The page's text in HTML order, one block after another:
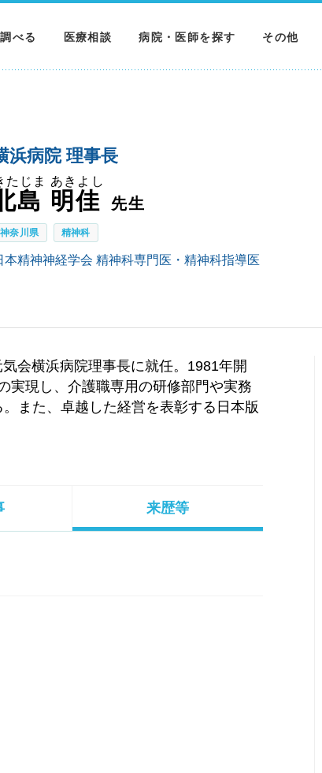
べる 医療相談 病院・医師を探す その他
浜病院 理事長
島 明佳
たじま あきよし
先生
神奈川県 精神科
本精神神経学会 精神科専門医・精神科指導医
会横浜病院理事長に就任。1981年開
実現し、介護職専用の研修部門や実務
また、卓越した経営を表彰する日本版
来歴等